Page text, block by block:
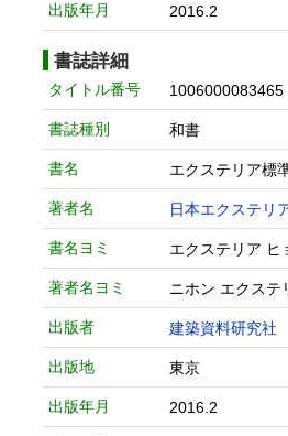
出版年月 2016.2
書誌詳細
タイトル番号 1006000083465
書誌種別 和書
書名 エクステリ
著者名 日本エクステリ
書名ヨミ エクステリア
著者名ヨミ ニホン エクステ
出版者 建築資料研究社
出版地 東京
出版年月 2016.2